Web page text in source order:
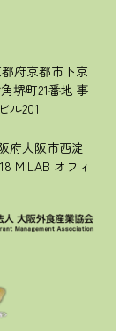
府京都市下京
堺町21番地 事
ル201
府大阪市西淀
MILAB オフィ